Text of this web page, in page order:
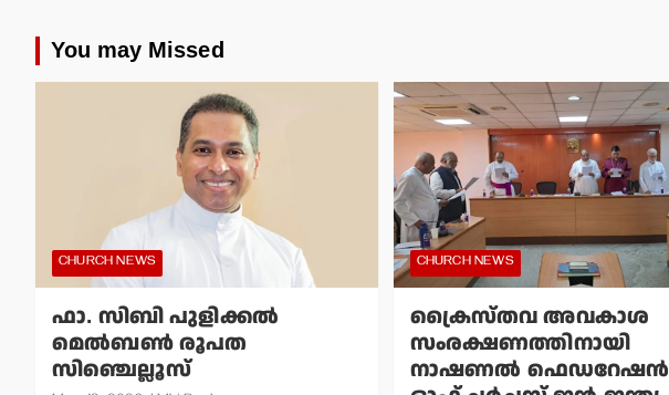
You may Missed
CHURCH NEWS
ഫാ. സിബി പുളിക്കല്‍
മെല്‍ബണ്‍ രൂപത
സിഞ്ചെല്ലൂസ്
CHURCH NEWS
ക്രൈസ്തവ അവകാശ
സംരക്ഷണത്തിനായി
നാഷണല്‍ ഫെഡറേഷന്‍